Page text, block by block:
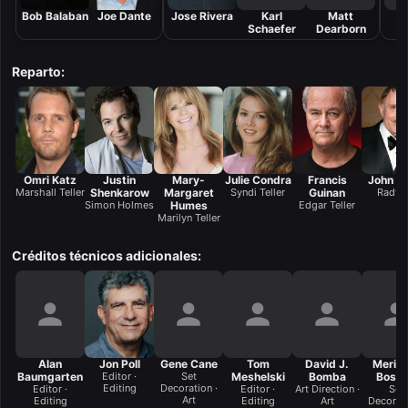
Bob Balaban Joe Dante Jose Rivera
Karl
Schaefer
Matt
Dearborn
Reparto:
Omri Katz
Marshall Teller
Justin
Shenkarow
Simon Holmes
Mary-
Margaret
Humes
Marilyn Teller
Julie Condra
Syndi Teller
Francis
Guinan
Edgar Teller
John
Créditos técnicos adicionales:
Alan
Baumgarten
Editor ·
Editing
Jon Poll
Editor ·
Editing
Gene Cane
Set
Decoration ·
Art
Tom
Meshelski
Editor ·
Editing
David J.
Bomba
Art Direction ·
Art
Set